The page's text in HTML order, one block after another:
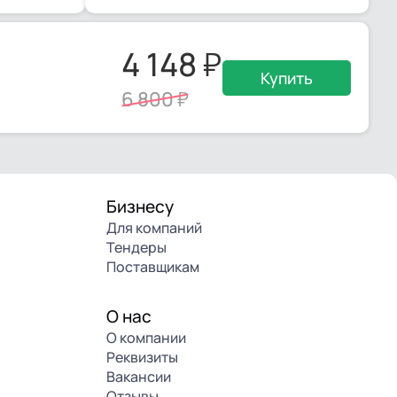
4 148
6 800
Купить
Бизнесу
Для компаний
Тендеры
Поставщикам
О нас
О компании
Реквизиты
Вакансии